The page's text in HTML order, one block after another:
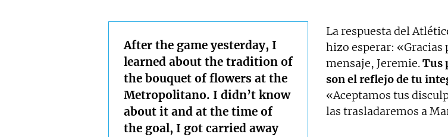
After the game yesterday, I
learned about the tradition of
the bouquet of flowers at the
Metropolitano. I didn’t know
about it and at the time of
the goal, I got carried away
La respuesta del
hizo esperar: «Gracias
mensaje, Jeremie.Tus
son el reflejo de tu
«Aceptamos tus
las trasladaremos a